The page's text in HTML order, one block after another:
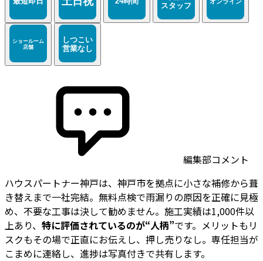
編集部コメント
ハウスパートナー神戸は、神戸市を拠点に小さな補修から葺
き替えまで一社完結。無料点検で雨漏りの原因を正確に見極
め、不要な工事は決して勧めません。施工実績は1,000件以
上あり、 特に評価されているのが“人柄”です。メリットもリ
スクもその場で正直にお伝えし、押し売りなし。専任担当が
こまめに連絡し、進捗は写真付きで共有します。